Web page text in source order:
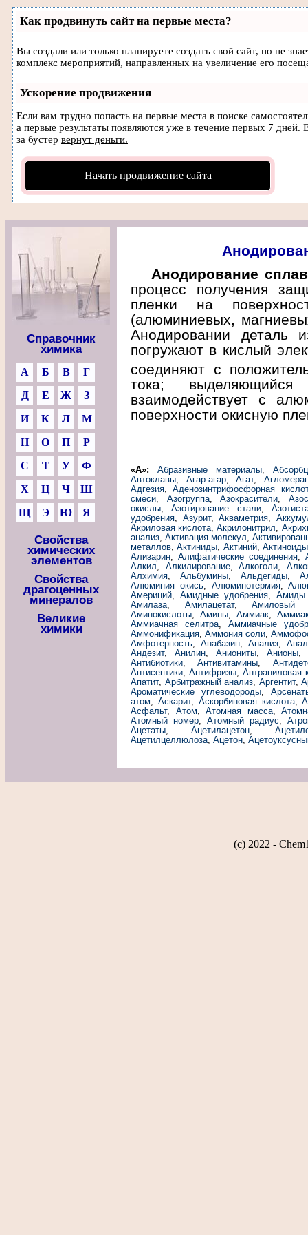
Как продвинуть сайт на первые места?
Вы создали или только планируете создать свой сайт, но не
комплекс мероприятий, направленных на увеличение его
Ускорение продвижения
Если вам трудно попасть на первые места в поиске
а первые результаты появляются уже в течение первых 7
за бустер вернут деньги.
Начать продвижение сайта
Справочник
химика
А Б В
Г
Д
Е Ж
З
И
К Л
М
Н
О П
Р
С
Т У
Ф
Х
Ц Ч
Ш
Щ
Э Ю Я
Свойства
химических
элементов
Свойства
драгоценных
минералов
Великие
химики
Анодирование
процесс получения
пленки на
(алюминиевых,
Анодировании деталь
погружают в кислый
соединяют с
тока;
взаимодействует с
поверхности окисную
«А»: Абразивные материалы,
Автоклавы, Агар-агар, Агат,
Адгезия,Аденозинтрифосфорная
смеси, Азогруппа,Азокрасители,
окислы,Азотирование стали,
удобрения, Азурит, Акваметрия,
Акриловая кислота,Акрилонитрил,
анализ, Активация молекул,
металлов,Актиниды, Актиний,Актиноиды
Ализарин, Алифатические соединения,
Алкил, Алкилирование,Алкоголи,
Алхимия, Альбумины, Альдегиды,
Алюминия окись, Алюминотермия,
Америций, Амидные удобрения, Амиды
Амилаза, Амилацетат,Амиловый
Аминокислоты,Амины,Аммиак,
Аммиачная селитра, Аммиачные
Аммонификация, Аммония соли,
Амфотерность, Анабазин, Анализ,
Андезит,Анилин,Аниониты,Анионы
Антибиотики,Антивитамины,
Антисептики, Антифризы, Антраниловая
Апатит, Арбитражный анализ, Аргентит,
Ароматические углеводороды,
атом, Аскарит, Аскорбиновая кислота,
Асфальт, Атом,Атомная масса,
Атомный номер, Атомный радиус,
Ацетаты, Ацетилацетон,
Ацетилцеллюлоза, Ацетон,
(c) 2022 -